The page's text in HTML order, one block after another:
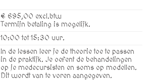
€ 695,00 excl.btw
Termijn betaling is mogelijk.
10:00 tot 15:30 uur.
In de lessen leer je de theorie toe te passen
in de praktijk. Je oefent de behandelingen
op je medecursisten en soms op modellen.
Dit wordt van te voren aangegeven.